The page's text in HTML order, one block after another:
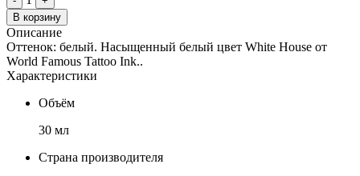
В корзину
Описание
Оттенок: белый. Насыщенный белый цвет White House от
World Famous Tattoo Ink..
Характеристики
Объём
30 мл
Страна производителя